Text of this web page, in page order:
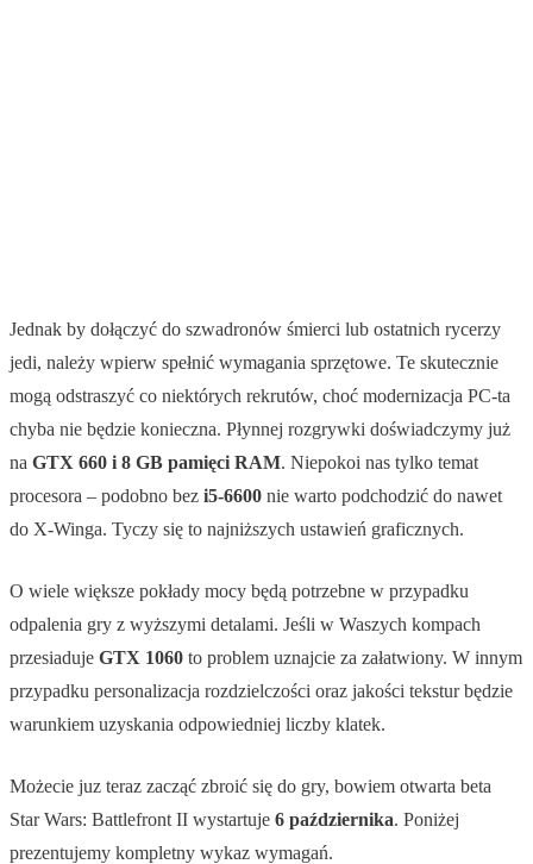
Jednak by dołączyć do szwadronów śmierci lub ostatnich rycerzy
jedi, należy wpierw spełnić wymagania sprzętowe. Te skutecznie
mogą odstraszyć co niektórych rekrutów, choć modernizacja PC-ta
chyba nie będzie konieczna. Płynnej rozgrywki doświadczymy już
na GTX 660 i 8 GB pamięci RAM. Niepokoi nas tylko temat
procesora – podobno bez i5-6600 nie warto podchodzić do nawet
do X-Winga. Tyczy się to najniższych ustawień graficznych.
O wiele większe pokłady mocy będą potrzebne w przypadku
odpalenia gry z wyższymi detalami. Jeśli w Waszych kompach
przesiaduje GTX 1060 to problem uznajcie za załatwiony. W innym
przypadku personalizacja rozdzielczości oraz jakości tekstur będzie
warunkiem uzyskania odpowiedniej liczby klatek.
Możecie juz teraz zacząć zbroić się do gry, bowiem otwarta beta
Star Wars: Battlefront II wystartuje 6 października. Poniżej
prezentujemy kompletny wykaz wymagań.